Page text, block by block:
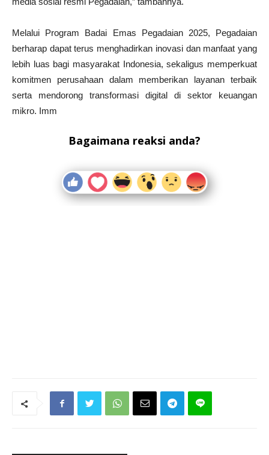
Melalui Program Badai Emas Pegadaian 2025, Pegadaian
berharap dapat terus menghadirkan inovasi dan manfaat yang
lebih luas bagi masyarakat Indonesia, sekaligus memperkuat
komitmen perusahaan dalam memberikan layanan terbaik
serta mendorong transformasi digital di sektor keuangan
mikro. Imm
Bagaimana reaksi anda?